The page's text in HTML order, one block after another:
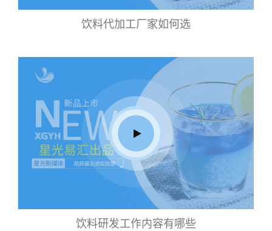
饮料代加工厂家如何选
饮料研发工作内容有哪些